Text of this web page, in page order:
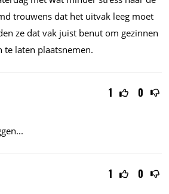
trouwens dat het uitvak leeg moet
ze dat vak juist benut om gezinnen
laten plaatsnemen.
1 0
1 0